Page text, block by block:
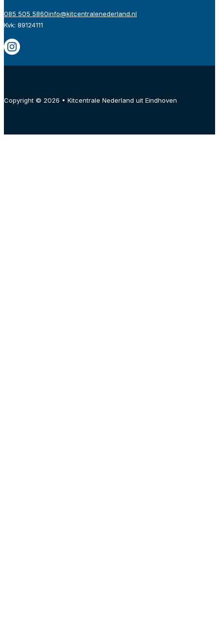
085 505 5860info@kitcentralenederland.nl
Kvk: 89124111
Copyright © 2026 • Kitcentrale Nederland uit Eindhoven